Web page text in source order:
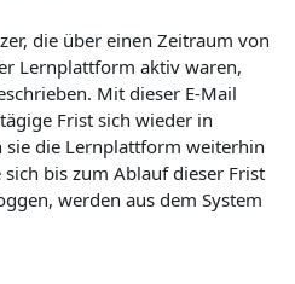
die über einen Zeitraum von
Lernplattform aktiv waren,
Mit dieser E-Mail
Frist sich wieder in
die Lernplattform weiterhin
bis zum Ablauf dieser Frist
werden aus dem System